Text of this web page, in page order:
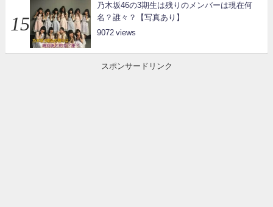
乃木坂46の3期生は残りのメンバーは現在何
名？誰々？【写真あり】
9072
スポンサードリンク